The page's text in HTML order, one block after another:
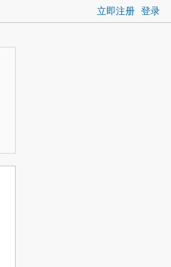
立即注册 登录